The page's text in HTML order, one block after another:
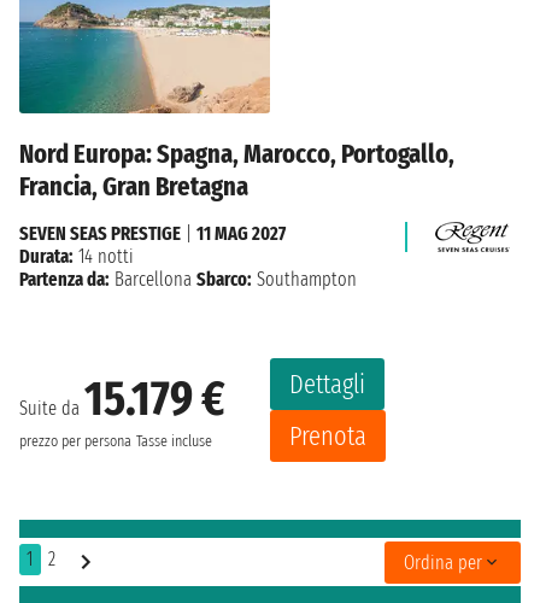
Nord Europa: Spagna, Marocco, Portogallo,
Francia, Gran Bretagna
Suite da 15.179 €
prezzo per persona Tasse incluse
Dettagli
Prenota
SEVEN SEAS PRESTIGE
11 MAG 2027
Durata: 14 notti
Partenza da: Barcellona Sbarco: Southampton
1 2 Ordina per